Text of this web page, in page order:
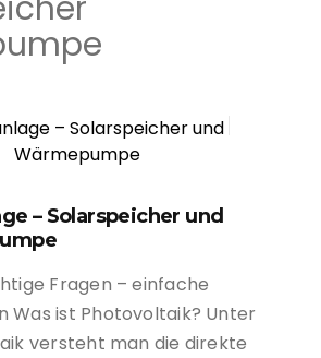
– Solarspeicher und
Fragen – einfache
Was ist Photovoltaik? Unter
versteht man die direkte